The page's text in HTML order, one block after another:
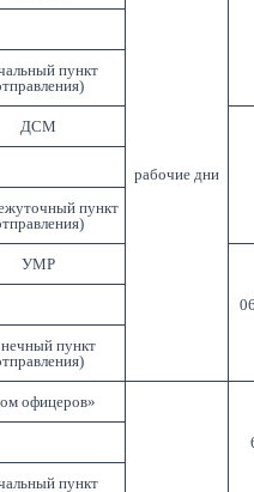
рабочие дни
пункт
ДСМ
пункт
УМР
пункт
офицеров»
пункт